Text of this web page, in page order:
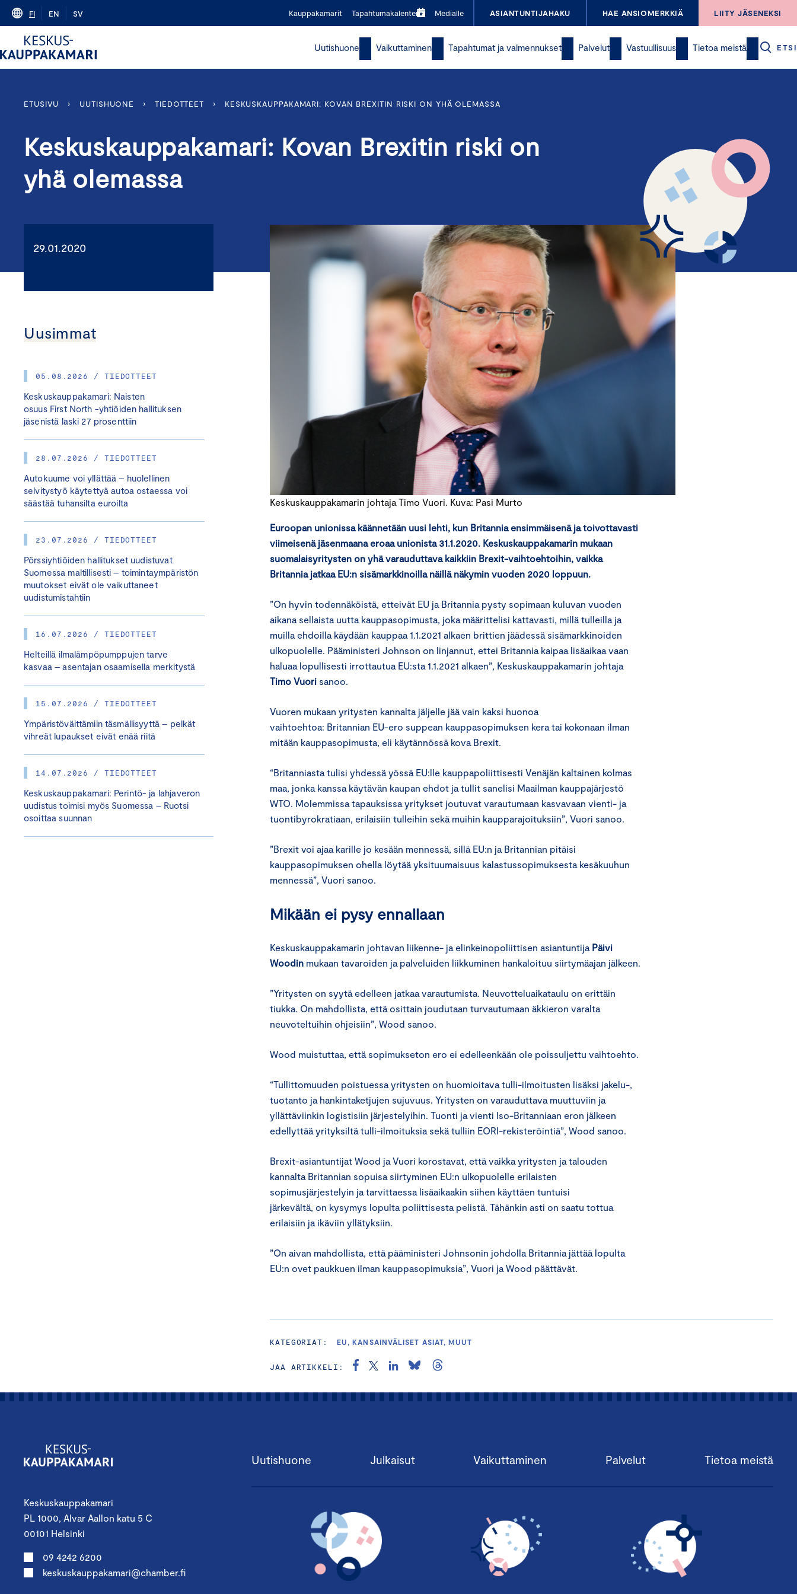
Skip
content
FI EN SV Kauppakamarit Tapahtumakalenteri Medialle ASIANTUNTIJAHAKU HAE ANSIOMERKKIÄ LIITY JÄSENEKSI
Uutishuone Vaikuttaminen Tapahtumat ja valmennukset Palvelut Vastuullisuus Tietoa meistä ETSI
ETUSIVU › UUTISHUONE › TIEDOTTEET › KESKUSKAUPPAKAMARI: KOVAN BREXITIN RISKI ON YHÄ OLEMASSA
Keskuskauppakamari: Kovan Brexitin riski on
yhä olemassa
29.01.2020
Uusimmat
05.08.2026 / TIEDOTTEET
Keskuskauppakamari: Naisten
osuus First North -yhtiöiden hallituksen
jäsenistä laski 27 prosenttiin
28.07.2026 / TIEDOTTEET
Autokuume voi yllättää – huolellinen
selvitystyö käytettyä autoa ostaessa voi
säästää tuhansilta euroilta
23.07.2026 / TIEDOTTEET
Pörssiyhtiöiden hallitukset uudistuvat
Suomessa maltillisesti – toimintaympäristön
muutokset eivät ole vaikuttaneet
uudistumistahtiin
16.07.2026 / TIEDOTTEET
Helteillä ilmalämpöpumppujen tarve
kasvaa – asentajan osaamisella merkitystä
15.07.2026 / TIEDOTTEET
Ympäristöväittämiin täsmällisyyttä – pelkät
vihreät lupaukset eivät enää riitä
14.07.2026 / TIEDOTTEET
Keskuskauppakamari: Perintö- ja lahjaveron
uudistus toimisi myös Suomessa – Ruotsi
osoittaa suunnan
Keskuskauppakamarin johtaja Timo Vuori. Kuva: Pasi Murto
Euroopan unionissa käännetään uusi lehti, kun Britannia ensimmäisenä ja toivottavasti
viimeisenä jäsenmaana eroaa unionista 31.1.2020. Keskuskauppakamarin mukaan
suomalaisyritysten on yhä varauduttava kaikkiin Brexit-vaihtoehtoihin, vaikka
Britannia jatkaa EU:n sisämarkkinoilla näillä näkymin vuoden 2020 loppuun.
”On hyvin todennäköistä, etteivät EU ja Britannia pysty sopimaan kuluvan vuoden
aikana sellaista uutta kauppasopimusta, joka määrittelisi kattavasti, millä tulleilla ja
muilla ehdoilla käydään kauppaa 1.1.2021 alkaen brittien jäädessä sisämarkkinoiden
ulkopuolelle. Pääministeri Johnson on linjannut, ettei Britannia kaipaa lisäaikaa vaan
haluaa lopullisesti irrottautua EU:sta 1.1.2021 alkaen”, Keskuskauppakamarin johtaja
Timo Vuori sanoo.
Vuoren mukaan yritysten kannalta jäljelle jää vain kaksi huonoa
vaihtoehtoa: Britannian EU-ero suppean kauppasopimuksen kera tai kokonaan ilman
mitään kauppasopimusta, eli käytännössä kova Brexit.
“Britanniasta tulisi yhdessä yössä EU:lle kauppapoliittisesti Venäjän kaltainen kolmas
maa, jonka kanssa käytävän kaupan ehdot ja tullit sanelisi Maailman kauppajärjestö
WTO. Molemmissa tapauksissa yritykset joutuvat varautumaan kasvavaan vienti- ja
tuontibyrokratiaan, erilaisiin tulleihin sekä muihin kaupparajoituksiin”, Vuori sanoo.
”Brexit voi ajaa karille jo kesään mennessä, sillä EU:n ja Britannian pitäisi
kauppasopimuksen ohella löytää yksituumaisuus kalastussopimuksesta kesäkuuhun
mennessä”, Vuori sanoo.
Mikään ei pysy ennallaan
Keskuskauppakamarin johtavan liikenne- ja elinkeinopoliittisen asiantuntija Päivi
Woodin mukaan tavaroiden ja palveluiden liikkuminen hankaloituu siirtymäajan jälkeen.
”Yritysten on syytä edelleen jatkaa varautumista. Neuvotteluaikataulu on erittäin
tiukka. On mahdollista, että osittain joudutaan turvautumaan äkkieron varalta
neuvoteltuihin ohjeisiin”, Wood sanoo.
Wood muistuttaa, että sopimukseton ero ei edelleenkään ole poissuljettu vaihtoehto.
“Tullittomuuden poistuessa yritysten on huomioitava tulli-ilmoitusten lisäksi jakelu-,
tuotanto ja hankintaketjujen sujuvuus. Yritysten on varauduttava muuttuviin ja
yllättäviinkin logistisiin järjestelyihin. Tuonti ja vienti Iso-Britanniaan eron jälkeen
edellyttää yrityksiltä tulli-ilmoituksia sekä tulliin EORI-rekisteröintiä”, Wood sanoo.
Brexit-asiantuntijat Wood ja Vuori korostavat, että vaikka yritysten ja talouden
kannalta Britannian sopuisa siirtyminen EU:n ulkopuolelle erilaisten
sopimusjärjestelyin ja tarvittaessa lisäaikaakin siihen käyttäen tuntuisi
järkevältä, on kysymys lopulta poliittisesta pelistä. Tähänkin asti on saatu tottua
erilaisiin ja ikäviin yllätyksiin.
”On aivan mahdollista, että pääministeri Johnsonin johdolla Britannia jättää lopulta
EU:n ovet paukkuen ilman kauppasopimuksia”, Vuori ja Wood päättävät.
KATEGORIAT: EU, KANSAINVÄLISET ASIAT, MUUT
JAA ARTIKKELI:
Keskuskauppakamari
PL 1000, Alvar Aallon katu 5 C
00101 Helsinki
09 4242 6200
keskuskauppakamari@chamber.fi
Uutishuone Julkaisut Vaikuttaminen Palvelut Tietoa meistä